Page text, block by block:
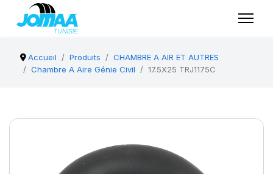
Accueil Produits
CHAMBRE A AIR ET AUTRES
Chambre A Aire Génie Civil
17.5X25 TRJ1175C